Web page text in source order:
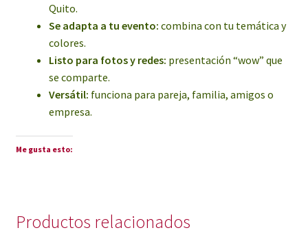
Quito.
Se adapta a tu evento: combina con tu temática y
colores.
Listo para fotos y redes: presentación “wow” que
se comparte.
Versátil: funciona para pareja, familia, amigos o
empresa.
Me gusta esto:
Productos relacionados